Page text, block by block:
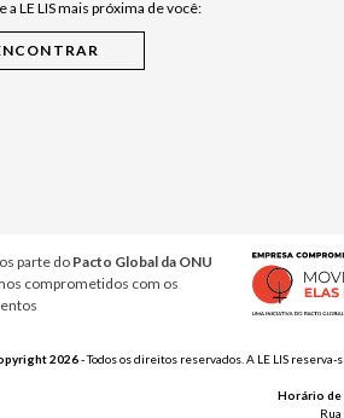
a LE LIS mais próxima de você:
parte doPacto Global da ONU
comprometidos com os
2026- Todos os direitos reservados. A LE LIS
Horário de